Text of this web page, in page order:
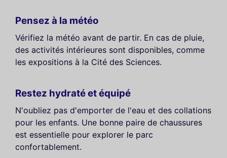
Pensez à la météo
Vérifiez la météo avant de partir. En cas de pluie,
des activités intérieures sont disponibles, comme
les expositions à la Cité des Sciences.
Restez hydraté et équipé
N'oubliez pas d'emporter de l'eau et des collations
pour les enfants. Une bonne paire de chaussures
est essentielle pour explorer le parc
confortablement.